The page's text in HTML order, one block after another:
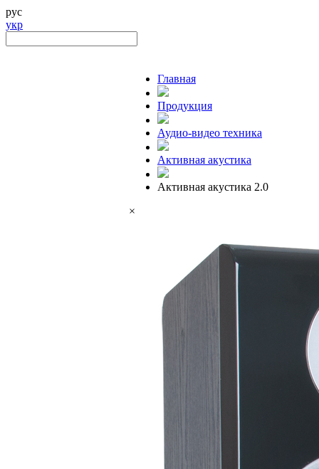
рус
укр
Главная
Продукция
Аудио-видео техника
Активная акустика
Активная акустика 2.0
×